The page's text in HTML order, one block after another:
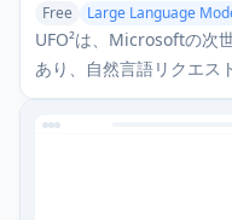
Free
UFO²は、Microsoftの次
あり、自然言語リクエス
高いマルチアプリケーシ
化、ネイティブAPI統合